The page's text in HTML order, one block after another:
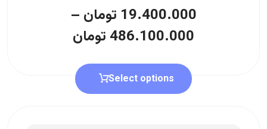
19.400.000 تومان –
486.100.000 تومان
Select options